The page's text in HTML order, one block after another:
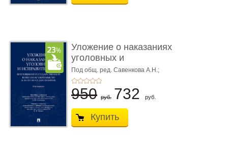
Уложение о наказаниях
уголовных и
исправитель ...
Под общ. ред. Савенкова А.Н.;
науч. ред. и рук. авт. кол. Чучаев
А.И.
950 руб. 732 руб.
Купить